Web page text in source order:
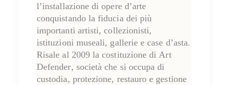
l’installazione di opere d’arte
conquistando la fiducia dei più
importanti artisti, collezionisti,
istituzioni museali, gallerie e case d’asta.
Risale al 2009 la costituzione di Art
Defender, società che si occupa di
custodia, protezione, restauro e gestione